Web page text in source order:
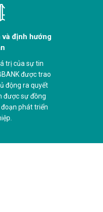
và định hướng
trị của sự tin
được trao
động ra quyết
được sự đồng
phát triển